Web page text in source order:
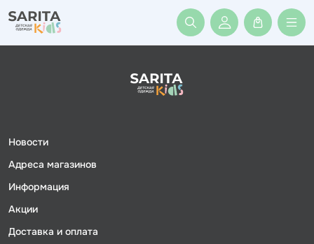
Войти или
Новости
Адреса магазинов
Информация
Акции
Доставка и оплата